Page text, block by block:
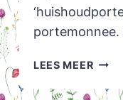
LEES MEERKNIP